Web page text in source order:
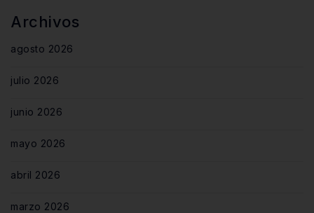
Archivos
agosto 2026
julio 2026
junio 2026
mayo 2026
abril 2026
marzo 2026